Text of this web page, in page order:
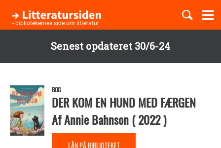
Senest opdateret 30/6-24
hovedindhold
- bibliotekernes side om litteratur
Børnebøger
Temaer
BOG
DER KOM EN HUND MED FÆRGEN
AfAnnie Bahnson(2022)
LÅN PÅ BIBLIOTEKET